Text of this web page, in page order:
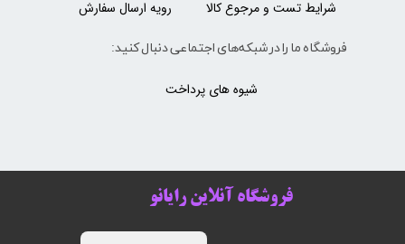
فروشگاه آنلاین رایانو
فروشگاه ما را در شبکه‌های اجتماعی دنبال کنید:
رویه ارسال سفارش
شیوه های پرداخت
شرایط تست و مرجوع کالا